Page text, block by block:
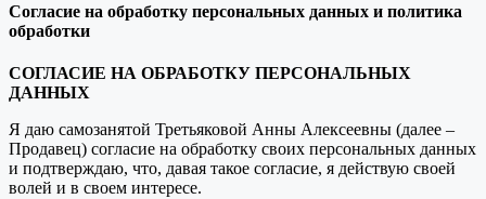
Согласие на обработку персональных данных и политика
обработки
СОГЛАСИЕ НА ОБРАБОТКУ ПЕРСОНАЛЬНЫХ
ДАННЫХ
Я даю самозанятой Третьяковой Анны Алексеевны (далее –
Продавец) согласие на обработку своих персональных данных
и подтверждаю, что, давая такое согласие, я действую своей
волей и в своем интересе.